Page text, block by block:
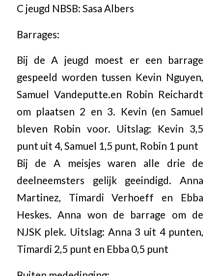
C jeugd NBSB: Sasa Albers
Barrages:
Bij de A jeugd moest er een barrage
gespeeld worden tussen Kevin Nguyen,
Samuel Vandeputte.en Robin Reichardt
om plaatsen 2 en 3. Kevin (en Samuel
bleven Robin voor. Uitslag: Kevin 3,5
punt uit 4, Samuel 1,5 punt, Robin 1 punt
Bij de A meisjes waren alle drie de
deelneemsters gelijk geeindigd. Anna
Martinez, Timardi Verhoeff en Ebba
Heskes. Anna won de barrage om de
NJSK plek. Uitslag: Anna 3 uit 4 punten,
Timardi 2,5 punt en Ebba 0,5 punt